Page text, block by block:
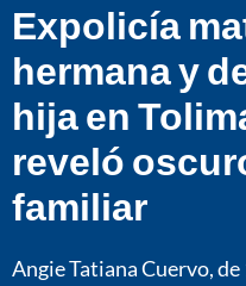
Expolicía
hermana y
hija en
reveló
familiar
Angie Tatiana Cuervo, de